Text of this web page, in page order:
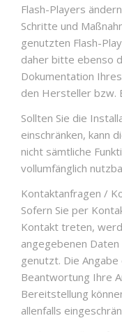
Flash-Players
Schritte und
genutzten Flash-
daher bitte ebenso
Dokumentation
den Hersteller bzw.
Sollten Sie die
einschränken, kann
nicht sämtliche
vollumfänglich
Kontaktanfragen /
Sofern Sie per
Kontakt treten,
angegebenen
genutzt. Die
Beantwortung Ihre
Bereitstellung
allenfalls